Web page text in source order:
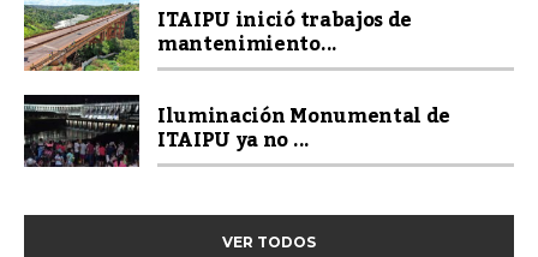
ITAIPU inició trabajos de
mantenimiento...
Iluminación Monumental de
ITAIPU ya no ...
VER TODOS